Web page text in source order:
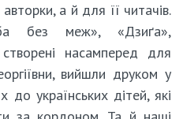
а й для її читачів.
без меж», «Дзиґа»,
створені насамперед для
вийшли друком у
українських дітей, які